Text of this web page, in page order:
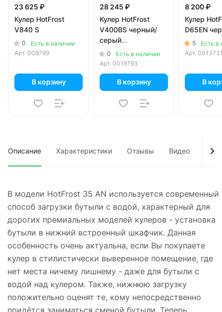
23 625 ₽
Кулер HotFrost
V840 S
0
Есть в наличии
Арт. 009799
В корзину
28 245 ₽
Кулер HotFrost
V400BS черный/
серый
(холодильник 20
литров)
0
Есть в наличии
Арт. 0019793
В корзину
8 200 ₽
Кулер
D65EN
5
Есть в
Арт.
В
Описание Характеристики Отзывы Видео
В модели HotFrost 35 AN используется современный
способ загрузки бутыли с водой, характерный для
дорогих премиальных моделей кулеров - установка
бутыли в нижний встроенный шкафчик. Данная
особенность очень актуальна, если Вы покупаете
кулер в стилистически выверенное помещение, где
нет места ничему лишнему - даже для бутыли с
водой над кулером. Также, нижнюю загрузку
положительно оценят те, кому непосредственно
придётся заниматься сменой бутыли. Теперь